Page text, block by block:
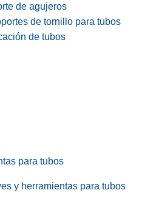
de agujeros
de tornillo para tubos
de tubos
para tubos
y herramientas para tubos